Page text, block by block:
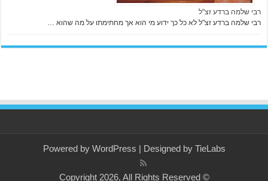
רבי שלמה ברדע זצ"ל
רבי שלמה ברדע זצ"ל לא כל כך ידוע מי הוא אך מחתימתו על מה שהוא …
Powered by WordPress | Designed by TieLabs
© Copyright 2026, All Rights Reserved